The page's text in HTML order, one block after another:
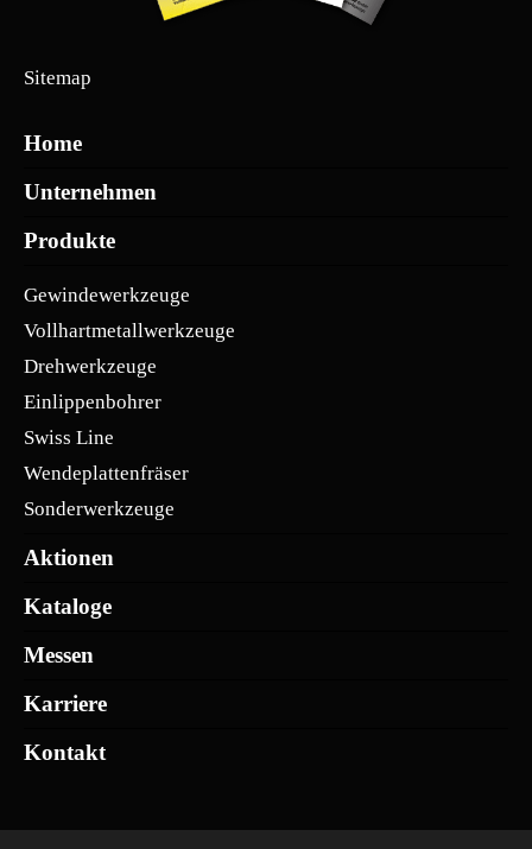
Sitemap
Home
Unternehmen
Produkte
Gewindewerkzeuge
Vollhartmetallwerkzeuge
Drehwerkzeuge
Einlippenbohrer
Swiss Line
Wendeplattenfräser
Sonderwerkzeuge
Aktionen
Kataloge
Messen
Karriere
Kontakt